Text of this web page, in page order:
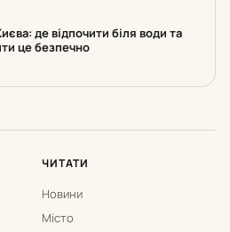
де відпочити біля води та
це безпечно
ЧИТАТИ
Новини
Місто